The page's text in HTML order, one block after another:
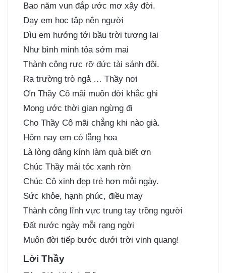
Bao năm vun đắp ước mơ xây đời.
Dạy em học tập nên người
Dìu em hướng tới bầu trời tương lai
Như bình minh tỏa sớm mai
Thành công rực rỡ đức tài sánh đôi.
Ra trường trò ngả … Thầy nơi
Ơn Thầy Cô mãi muôn đời khắc ghi
Mong ước thời gian ngừng đi
Cho Thầy Cô mãi chẳng khi nào già.
Hôm nay em có lẵng hoa
Là lòng dâng kính làm quà biết ơn
Chúc Thầy mái tóc xanh rờn
Chúc Cô xinh đẹp trẻ hơn mỗi ngày.
Sức khỏe, hạnh phúc, điều may
Thành công lĩnh vực trung tay trồng người
Đất nước ngày mỗi rạng ngời
Muôn đời tiếp bước dưới trời vinh quang!
Lời Thầy